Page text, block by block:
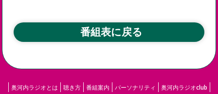
番組表に戻る
奥河内ラジオとは 聴き方 番組案内 パーソナリティ
奥河内ラジオclub